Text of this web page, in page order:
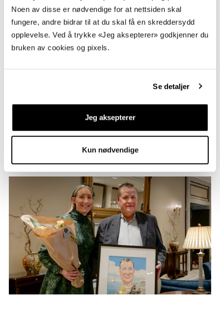
Noen av disse er nødvendige for at nettsiden skal
fungere, andre bidrar til at du skal få en skreddersydd
opplevelse. Ved å trykke «Jeg aksepterer» godkjenner du
bruken av cookies og pixels.
Se detaljer
Jeg aksepterer
Kun nødvendige
Hedret for lang og tro tjeneste
Cam Nguyen har arbeidet hos oss i 25 år. Vi ønsker å
sette pris på våre medarbeidere, og har anerkjent henne
for lang og tro tjeneste. Hennes bidrag med
videreutvikling,